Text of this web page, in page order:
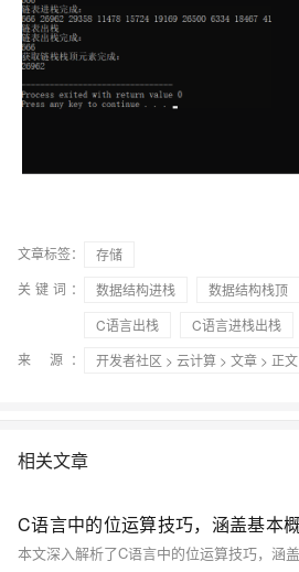
文章标签：
存储
关键词：
数据结构进栈 数据结构栈顶
C语言出栈
C语言进栈出栈
来 源：
开发者社区 > 云计算 > 文章 > 正文
相关文章